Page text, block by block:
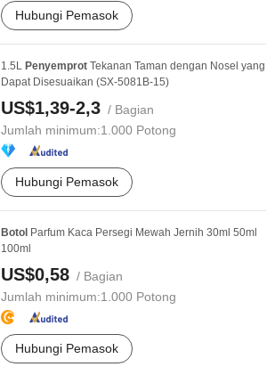
Hubungi Pemasok
1.5L Penyemprot Tekanan Taman dengan Nosel yang
Dapat Disesuaikan (SX-5081B-15)
US$1,39-2,3 / Bagian
Jumlah minimum:1.000 Potong
Hubungi Pemasok
Botol Parfum Kaca Persegi Mewah Jernih 30ml 50ml
100ml
US$0,58 / Bagian
Jumlah minimum:1.000 Potong
Hubungi Pemasok